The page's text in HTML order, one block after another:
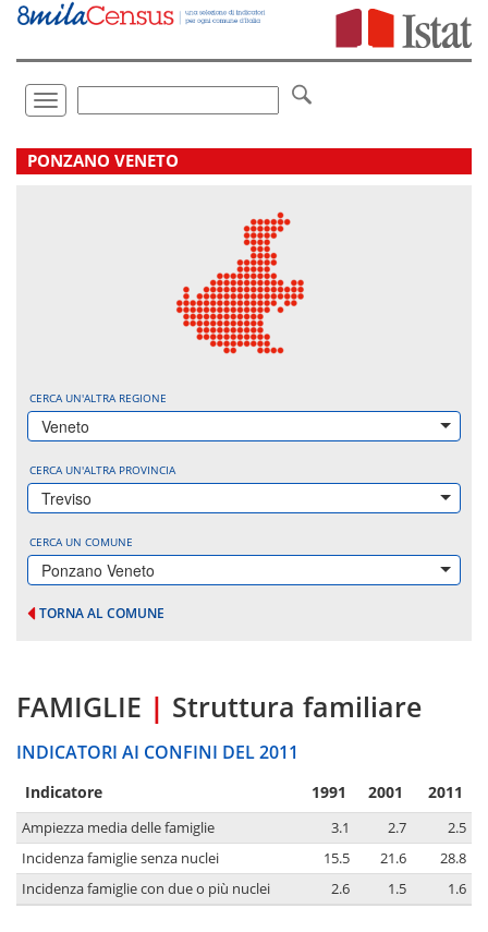
Vai
direttamente
Toggle
navigation
.
PONZANO VENETO
CERCA UN'ALTRA REGIONE
Veneto
CERCA UN'ALTRA PROVINCIA
Treviso
CERCA UN COMUNE
Ponzano Veneto
TORNA AL COMUNE
FAMIGLIE | Struttura familiare
INDICATORI AI CONFINI DEL 2011
Indicatore 1991 2001 2011
Ampiezza media delle famiglie 3.1 2.7
2.5
Incidenza famiglie senza nuclei
15.5 21.6
28.8
Incidenza famiglie con due o più nuclei
2.6 1.5 1.6